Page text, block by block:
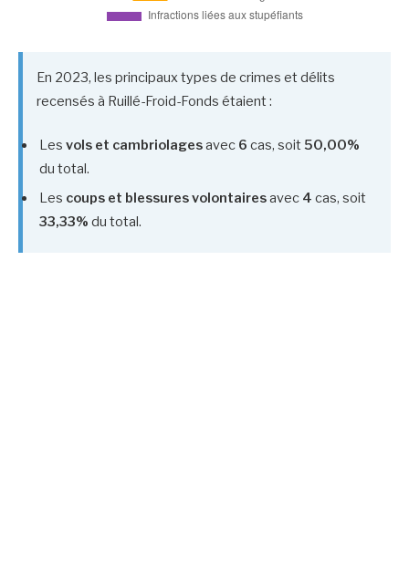
En 2023, les principaux types de crimes et délits
recensés à Ruillé-Froid-Fonds étaient :
Les vols et cambriolagesavec 6 cas, soit 50,00%
du total.
Les coups et blessures volontairesavec 4 cas, soit
33,33% du total.